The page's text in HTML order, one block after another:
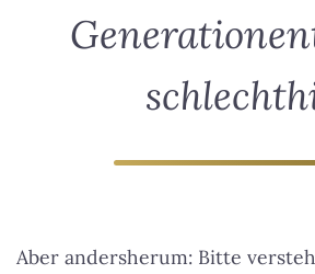
Aber andersherum: Bitte